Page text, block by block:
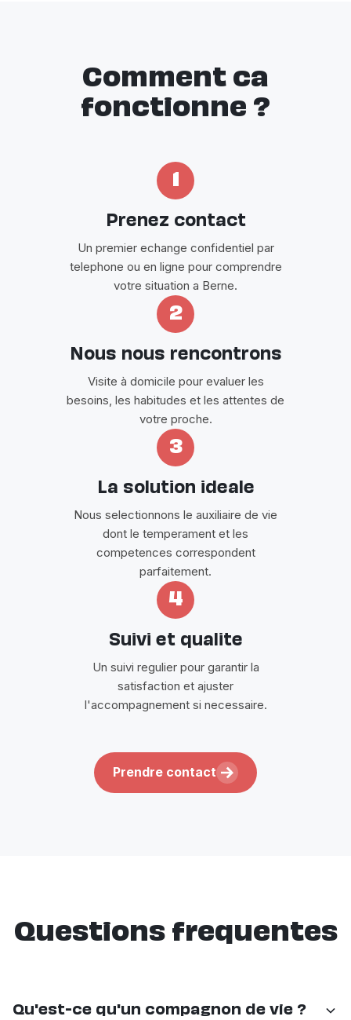
Comment ca
fonctionne ?
Prenez contact
Un premier echange confidentiel par
telephone ou en ligne pour comprendre
votre situation a Berne.
2
Nous nous rencontrons
Visite à domicile pour evaluer les
besoins, les habitudes et les attentes de
votre proche.
3
La solution ideale
Nous selectionnons le auxiliaire de vie
dont le temperament et les
competences correspondent
parfaitement.
4
Suivi et qualite
Un suivi regulier pour garantir la
satisfaction et ajuster
l'accompagnement si necessaire.
Prendre contact
Questions frequentes
Qu'est-ce qu'un compagnon de vie ?